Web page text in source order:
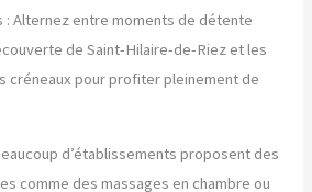
: Alternez entre moments de détente
de Saint-Hilaire-de-Riez et les
créneaux pour profiter pleinement de
d’établissements proposent des
comme des massages en chambre ou